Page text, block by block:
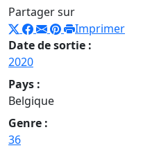
Partager sur
Imprimer
Date de sortie :
2020
Pays :
Belgique
Genre :
36